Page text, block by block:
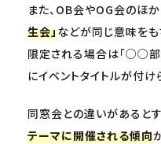
また、OB会やOG会のほか
生会」などが同じ意味をも
限定される場合は「○○部
にイベントタイトルが付け
同窓会との違いがあると
テーマに開催される傾向